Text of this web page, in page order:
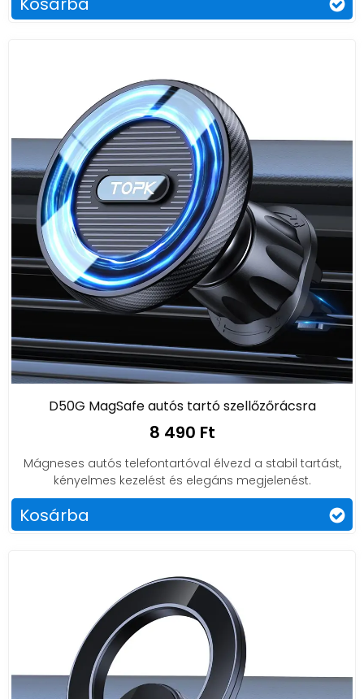
D50G MagSafe autós tartó szellőzőrácsra
8 490 Ft
Mágneses autós telefontartóval élvezd a stabil tartást,
kényelmes kezelést és elegáns megjelenést.
Kosárba